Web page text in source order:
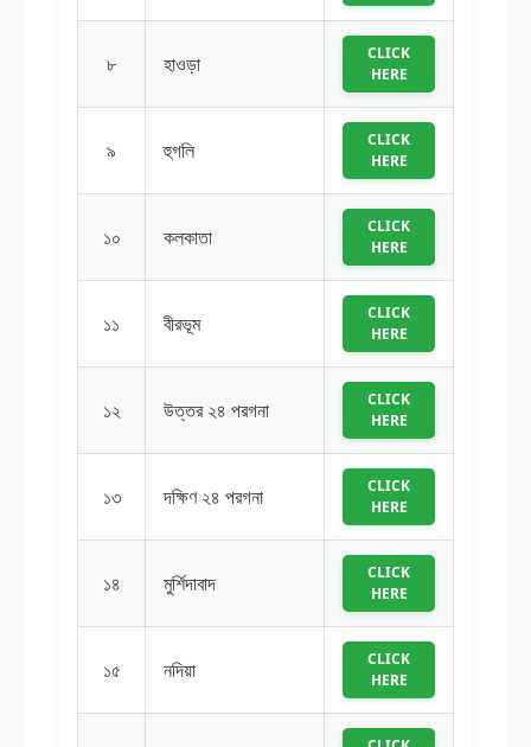
৮ হাওড়া
CLICK
HERE
৯ হুগলি
CLICK
HERE
১০ কলকাতা
CLICK
HERE
১১ বীরভূম
CLICK
HERE
১২ উত্তর ২৪ পরগনা
CLICK
HERE
১৩ দক্ষিণ ২৪ পরগনা
CLICK
HERE
১৪ মুর্শিদাবাদ
CLICK
HERE
১৫ নদিয়া
CLICK
HERE